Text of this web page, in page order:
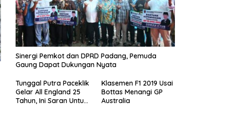
Sinergi Pemkot dan DPRD Padang, Pemuda
Gaung Dapat Dukungan Nyata
Tunggal Putra Paceklik
Gelar All England 25
Tahun, Ini Saran Untuk
Klasemen F1 2019 Usai
Bottas Menangi GP
Australia